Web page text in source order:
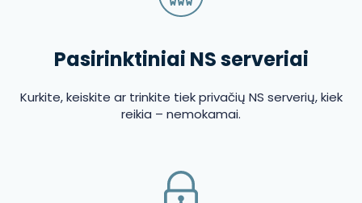
Pasirinktiniai NS serveriai
Kurkite, keiskite ar trinkite tiek privačių NS serverių, kiek
reikia – nemokamai.